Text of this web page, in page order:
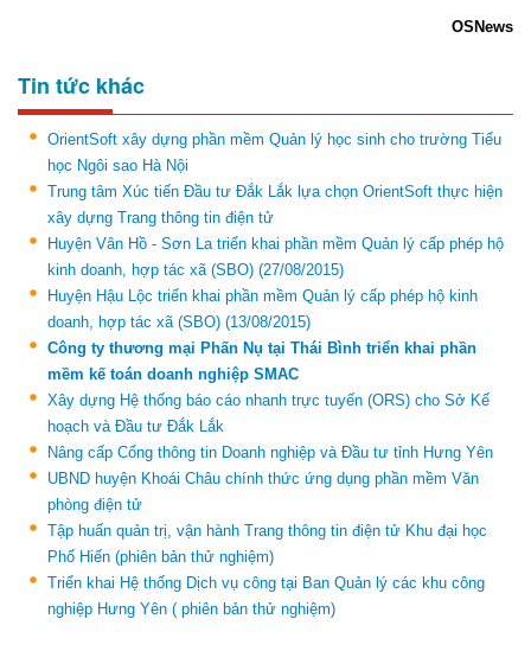
OSNews
Tin tức khác
OrientSoft xây dựng phần mềm Quản lý học sinh cho trường Tiểu
học Ngôi sao Hà Nội
Trung tâm Xúc tiến Đầu tư Đắk Lắk lựa chọn OrientSoft thực hiện
xây dựng Trang thông tin điện tử
Huyện Vân Hồ - Sơn La triển khai phần mềm Quản lý cấp phép hộ
kinh doanh, hợp tác xã (SBO) (27/08/2015)
Huyện Hậu Lộc triển khai phần mềm Quản lý cấp phép hộ kinh
doanh, hợp tác xã (SBO) (13/08/2015)
Công ty thương mại Phấn Nụ tại Thái Bình triển khai phần
mềm kế toán doanh nghiệp SMAC
Xây dựng Hệ thống báo cáo nhanh trực tuyến (ORS) cho Sở Kế
hoạch và Đầu tư Đắk Lắk
Nâng cấp Cổng thông tin Doanh nghiệp và Đầu tư tỉnh Hưng Yên
UBND huyện Khoái Châu chính thức ứng dụng phần mềm Văn
phòng điện tử
Tập huấn quản trị, vận hành Trang thông tin điện tử Khu đại học
Phố Hiến (phiên bản thử nghiệm)
Triển khai Hệ thống Dịch vụ công tại Ban Quản lý các khu công
nghiệp Hưng Yên ( phiên bản thử nghiệm)